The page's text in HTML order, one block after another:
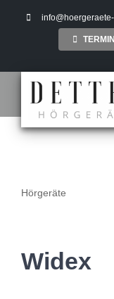
Hörgeräte
Widex